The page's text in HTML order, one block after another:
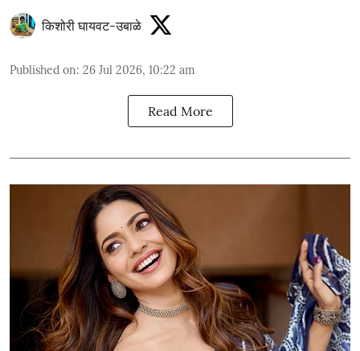
किशोरी घायवट-उबाळे
Published on: 26 Jul 2026, 10:22 am
Read More